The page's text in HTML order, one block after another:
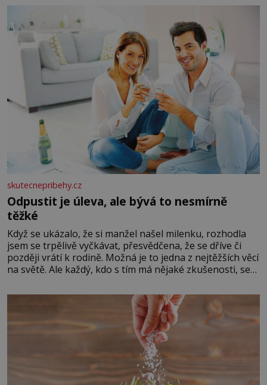
okurky ✿ 2 rajčata Zálivka: ✿ 4 lžíce olivového oleje ✿ 1
lžíci citronové šťávy ✿ ½ stroužku
skutecnepribehy.cz
Odpustit je úleva, ale bývá to nesmírně
těžké
Když se ukázalo, že si manžel našel milenku, rozhodla
jsem se trpělivě vyčkávat, přesvědčena, že se dříve či
později vrátí k rodině. Možná je to jedna z nejtěžších věcí
na světě. Ale každý, kdo s tím má nějaké zkušenosti, se
Když se ke mně doneslo, že si manžel pořídil milenku,